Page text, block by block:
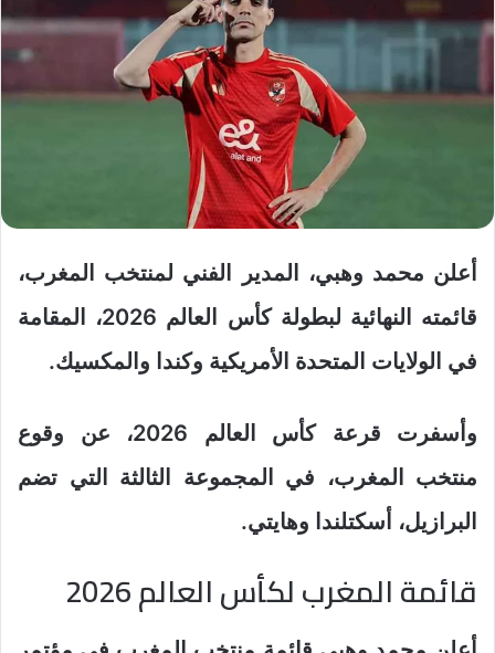
أعلن محمد وهبي، المدير الفني لمنتخب المغرب،
قائمته النهائية لبطولة كأس العالم 2026، المقامة
في الولايات المتحدة الأمريكية وكندا والمكسيك.
وأسفرت قرعة كأس العالم 2026، عن وقوع
منتخب المغرب، في المجموعة الثالثة التي تضم
البرازيل، أسكتلندا وهايتي.
قائمة المغرب لكأس العالم 2026